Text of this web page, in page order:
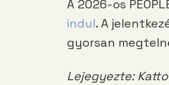
A 2026-os
indul. A
gyorsan
Lejegyezte: